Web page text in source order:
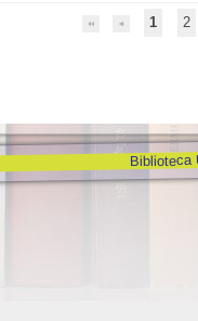
1 2
Biblioteca